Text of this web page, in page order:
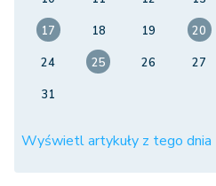
17
18 19 20
24
25 26 27
31
Wyświetl artykuły z tego dnia